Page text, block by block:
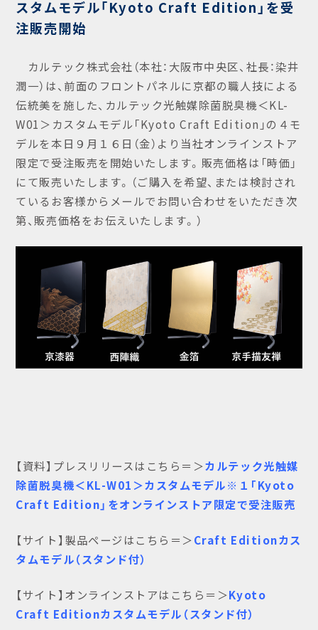
スタムモデル「Kyoto Craft Edition」を受
注販売開始
カルテック株式会社（本社：大阪市中央区、社長：染井
潤一）は、前面のフロントパネルに京都の職人技による
伝統美を施した、カルテック光触媒除菌脱臭機＜KL-
W01＞カスタムモデル「Kyoto Craft Edition」の４モ
デルを本日９月１６日（金）より当社オンラインストア
限定で受注販売を開始いたします。販売価格は「時価」
にて販売いたします。（ご購入を希望、または検討され
ているお客様からメールでお問い合わせをいただき次
第、販売価格をお伝えいたします。）
【資料】プレスリリースはこちら＝＞カルテック光触媒
除菌脱臭機＜KL-W01＞カスタムモデル※１「Kyoto
Craft Edition」をオンラインストア限定で受注販売
【サイト】製品ページはこちら＝＞Craft Editionカス
タムモデル（スタンド付）
【サイト】オンラインストアはこちら＝＞Kyoto
Craft Editionカスタムモデル（スタンド付）